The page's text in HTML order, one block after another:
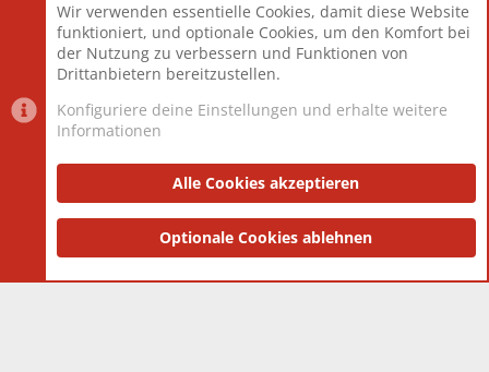
Mitglieder
12.427
Neuestes Mitglied
Berlin
Datenschutzerklärung Impressum
Community platform by XenForo® © 2010-2025 XenForo Ltd.
and add-ons by ThemeHouse
Wir verwenden essentielle Cookies, damit diese Website
funktioniert, und optionale Cookies, um den Komfort bei
der Nutzung zu verbessern und Funktionen von
Drittanbietern bereitzustellen.
Konfiguriere deine Einstellungen und erhalte weitere
Informationen
Alle Cookies akzeptieren
Optionale Cookies ablehnen